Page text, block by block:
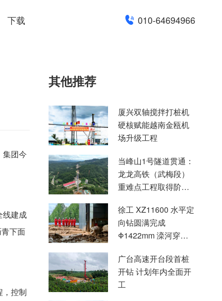
下载 010-64694966
集团今
线建成
下面
控制
其他推荐
厦兴双轴搅拌打桩机
硬核赋能越南金瓯机
场升级工程
当峰山1号隧道贯通：
龙龙高铁（武梅段）
重难点工程取得阶段
徐工 XZ11600 水平定
向钻圆满完成
Φ1422mm 滦河穿越
广台高速开台段首桩
开钻 计划年内全面开
工